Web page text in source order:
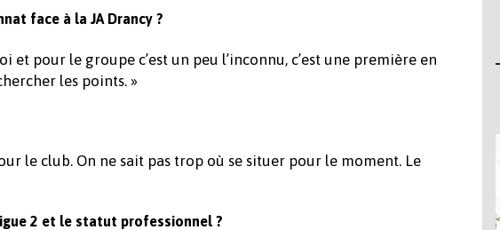
face à la JA Drancy ?
et pour le groupe c’est un peu l’inconnu, c’est une première en
les points. »
le club. On ne sait pas trop où se situer pour le moment. Le
2 et le statut professionnel ?